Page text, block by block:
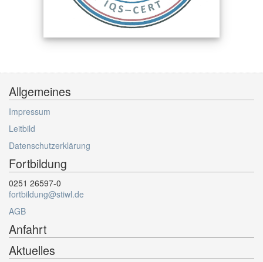
Allgemeines
Impressum
Leitbild
Datenschutzerklärung
Fortbildung
0251 26597-0
fortbildung@stiwl.de
AGB
Anfahrt
Aktuelles